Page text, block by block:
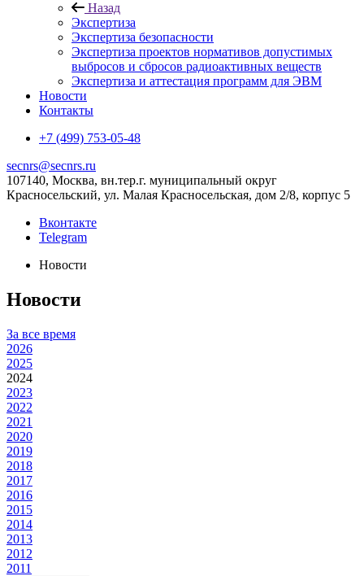
Назад
Экспертиза
Экспертиза безопасности
Экспертиза проектов нормативов допустимых
выбросов и сбросов радиоактивных веществ
Экспертиза и аттестация программ для ЭВМ
Новости
Контакты
+7 (499) 753-05-48
secnrs@secnrs.ru
107140, Москва, вн.тер.г. муниципальный округ
Красносельский, ул. Малая Красносельская, дом 2/8, корпус 5
Вконтакте
Telegram
Новости
Новости
За все время
2026
2025
2024
2023
2022
2021
2020
2019
2018
2017
2016
2015
2014
2013
2012
2011